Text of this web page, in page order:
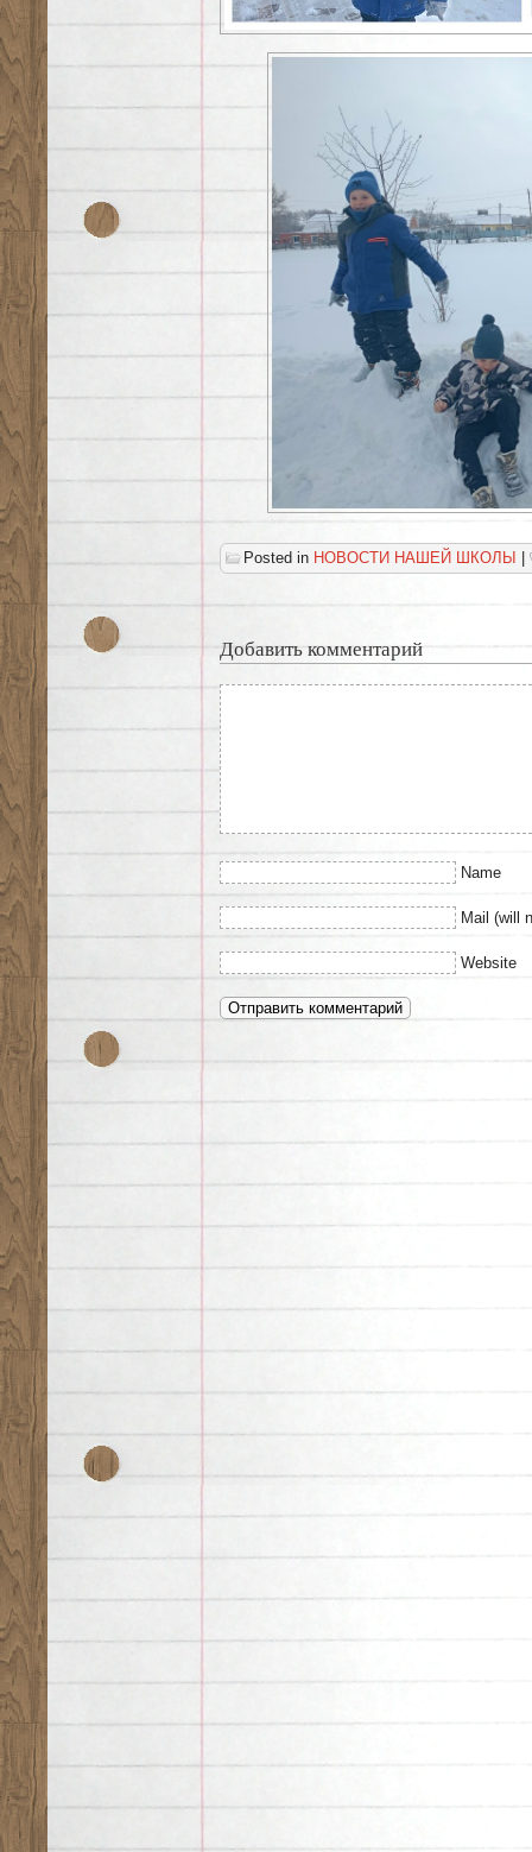
Posted in НОВОСТИ НАШЕЙ ШКОЛЫ
Добавить комментарий
Name
Mail (will
Website